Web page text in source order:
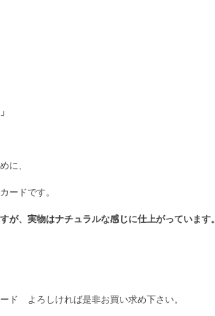
に、
ードです。
が、実物はナチュラルな感じに仕上がっています。
ド　よろしければ是非お買い求め下さい。